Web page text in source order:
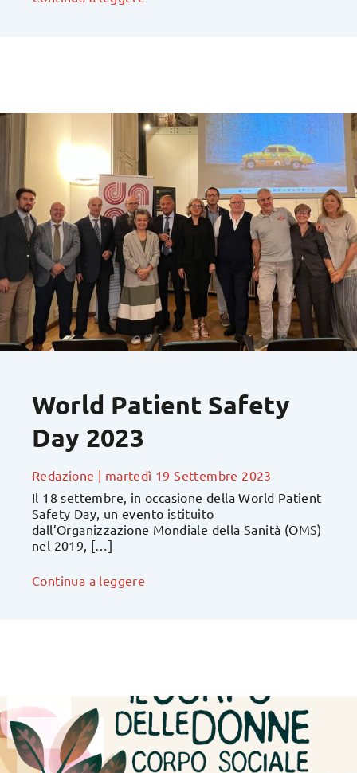
World Patient Safety
Day 2023
Redazione | martedì 19 Settembre 2023
Il 18 settembre, in occasione della World Patient
Safety Day, un evento istituito
dall’Organizzazione Mondiale della Sanità (OMS)
nel 2019, […]
Continua a leggere